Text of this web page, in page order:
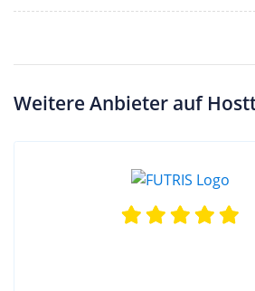
Weitere Anbieter auf